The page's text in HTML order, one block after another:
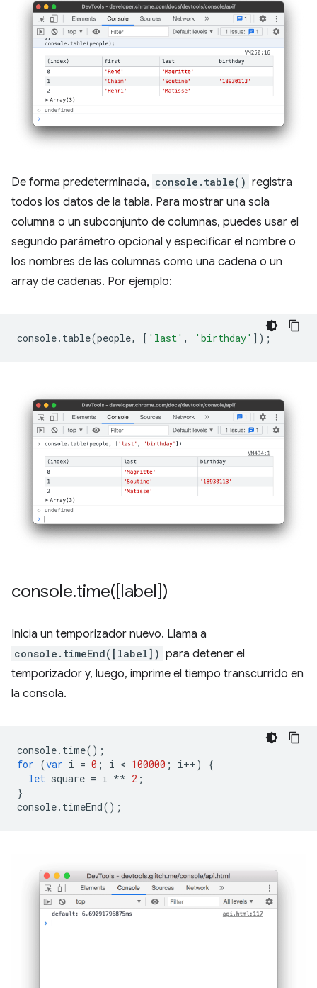
De forma predeterminada, console.table() registra
todos los datos de la tabla. Para mostrar una sola
columna o un subconjunto de columnas, puedes usar el
segundo parámetro opcional y especificar el nombre o
los nombres de las columnas como una cadena o un
array de cadenas. Por ejemplo:
console. table(people, [ 'last' , 'birthday' ]);
console.time([label])
Inicia un temporizador nuevo. Llama a
console.timeEnd([label]) para detener el
temporizador y, luego, imprime el tiempo transcurrido en
la consola.
console. time();
for (var i = 0 ; i < 100000 ; i++)
{
let square = i ** 2 ;
}
console. timeEnd();